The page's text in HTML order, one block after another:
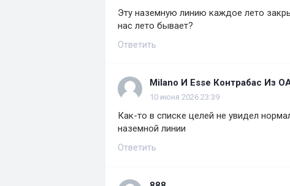
Эту наземную линию каждое лето
нас лето бывает?
Ответить
Milano И Esse Контрабас Из
10 июня 2026 23:39
Как-то в списке целей не увидел
наземной линии
Ответить